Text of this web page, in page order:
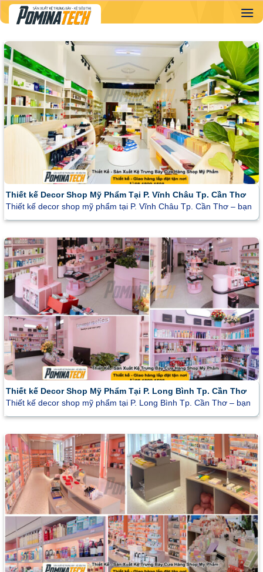
Skip
to
Thiết kế Decor Shop Mỹ Phẩm Tại P. Vĩnh Châu Tp. Cần Thơ
Thiết kế decor shop mỹ phẩm tại P. Vĩnh Châu Tp. Cần Thơ – bạn
Thiết kế Decor Shop Mỹ Phẩm Tại P. Long Bình Tp. Cần Thơ
Thiết kế decor shop mỹ phẩm tại P. Long Bình Tp. Cần Thơ – bạn